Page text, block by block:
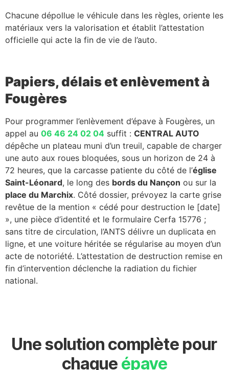
Chacune dépollue le véhicule dans les règles, oriente les
matériaux vers la valorisation et établit l’attestation
officielle qui acte la fin de vie de l’auto.
Papiers, délais et enlèvement à
Fougères
Pour programmer l’enlèvement d’épave à Fougères, un
appel au 06 46 24 02 04 suffit : CENTRAL AUTO
dépêche un plateau muni d’un treuil, capable de charger
une auto aux roues bloquées, sous un horizon de 24 à
72 heures, que la carcasse patiente du côté de l’église
Saint-Léonard, le long des bords du Nançon ou sur la
place du Marchix. Côté dossier, prévoyez la carte grise
revêtue de la mention « cédé pour destruction le [date]
», une pièce d’identité et le formulaire Cerfa 15776 ;
sans titre de circulation, l’ANTS délivre un duplicata en
ligne, et une voiture héritée se régularise au moyen d’un
acte de notoriété. L’attestation de destruction remise en
fin d’intervention déclenche la radiation du fichier
national.
Une solution complète pour
chaque épave